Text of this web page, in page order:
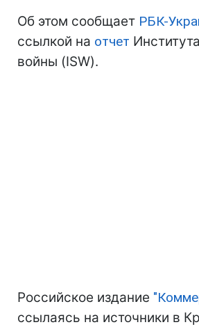
Об этом сообщает РБК-
ссылкой на отчет
войны (ISW).
Российское издание
ссылаясь на источники в